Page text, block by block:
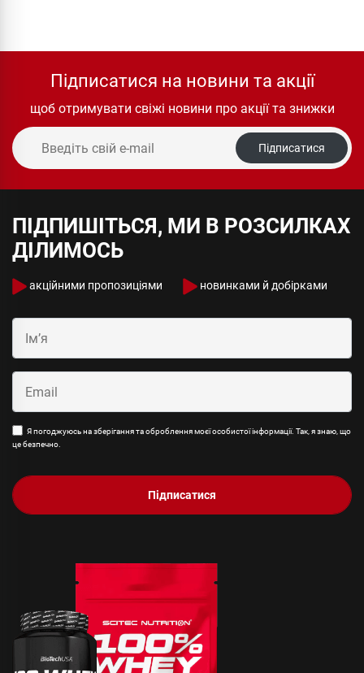
Підписатися на новини та акції
щоб отримувати свіжі новини про акції та знижки
Підписатися
ПІДПИШІТЬСЯ, МИ В РОЗСИЛКАХ
ДІЛИМОСЬ
акційними пропозиціями новинками й добірками
Я погоджуюсь на зберігання та оброблення моєї особистої інформації. Так, я знаю, що
це безпечно.
Підписатися